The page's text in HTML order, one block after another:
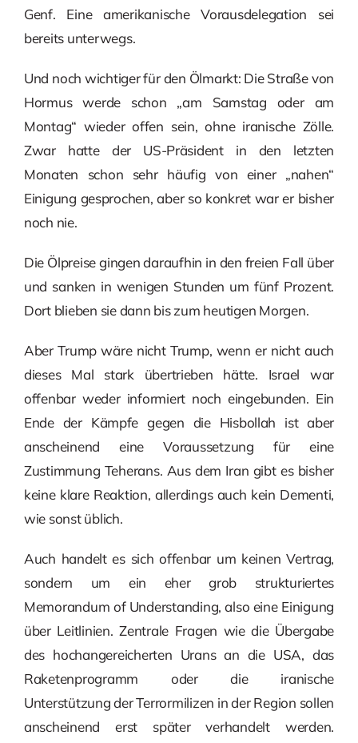
Genf. Eine amerikanische Vorausdelegation sei
bereits unterwegs.
Und noch wichtiger für den Ölmarkt: Die Straße von
Hormus werde schon „am Samstag oder am
Montag“ wieder offen sein, ohne iranische Zölle.
Zwar hatte der US-Präsident in den letzten
Monaten schon sehr häufig von einer „nahen“
Einigung gesprochen, aber so konkret war er bisher
noch nie.
Die Ölpreise gingen daraufhin in den freien Fall über
und sanken in wenigen Stunden um fünf Prozent.
Dort blieben sie dann bis zum heutigen Morgen.
Aber Trump wäre nicht Trump, wenn er nicht auch
dieses Mal stark übertrieben hätte. Israel war
offenbar weder informiert noch eingebunden. Ein
Ende der Kämpfe gegen die Hisbollah ist aber
anscheinend eine Voraussetzung für eine
Zustimmung Teherans. Aus dem Iran gibt es bisher
keine klare Reaktion, allerdings auch kein Dementi,
wie sonst üblich.
Auch handelt es sich offenbar um keinen Vertrag,
sondern um ein eher grob strukturiertes
Memorandum of Understanding, also eine Einigung
über Leitlinien. Zentrale Fragen wie die Übergabe
des hochangereicherten Urans an die USA, das
Raketenprogramm oder die iranische
Unterstützung der Terrormilizen in der Region sollen
anscheinend erst später verhandelt werden.